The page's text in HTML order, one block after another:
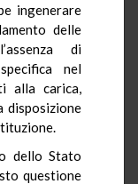
ingenerare
delle
di
nel
alla carica,
disposizione
dello Stato
questione